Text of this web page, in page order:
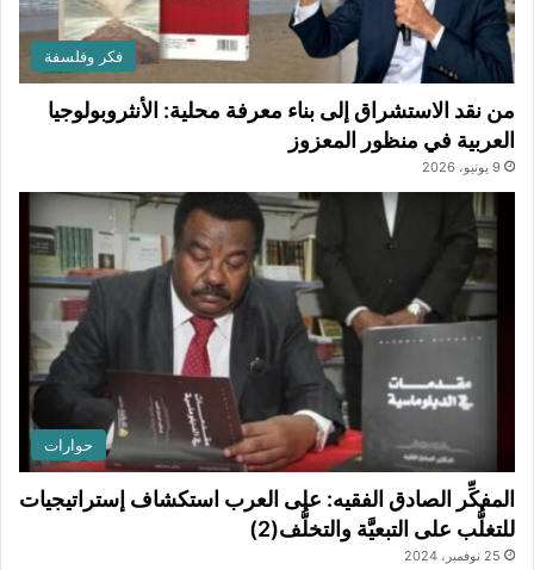
فكر وفلسفة
من نقد الاستشراق إلى بناء معرفة محلية: الأنثروبولوجيا
العربية في منظور المعزوز
9 يونيو، 2026
حوارات
المفكِّر الصادق الفقيه: على العرب استكشاف إستراتيجيات
للتغلُّب على التبعيَّة والتخلُّف(2)
25 نوفمبر، 2024